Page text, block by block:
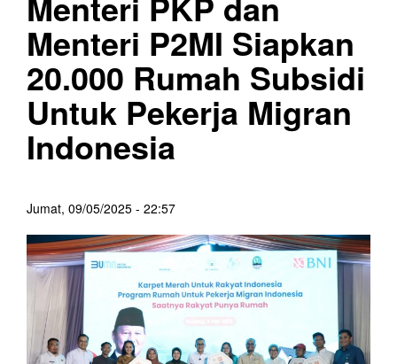
Menteri P2MI Siapkan
20.000 Rumah Subsidi
Untuk Pekerja Migran
Indonesia
Jumat, 09/05/2025 - 22:57